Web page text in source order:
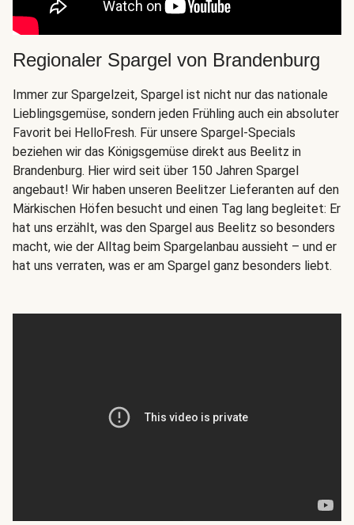
Regionaler Spargel von Brandenburg
Immer zur Spargelzeit, Spargel ist nicht nur das nationale
Lieblingsgemüse, sondern jeden Frühling auch ein absoluter
Favorit bei HelloFresh. Für unsere Spargel-Specials
beziehen wir das Königsgemüse direkt aus Beelitz in
Brandenburg. Hier wird seit über 150 Jahren Spargel
angebaut! Wir haben unseren Beelitzer Lieferanten auf den
Märkischen Höfen besucht und einen Tag lang begleitet: Er
hat uns erzählt, was den Spargel aus Beelitz so besonders
macht, wie der Alltag beim Spargelanbau aussieht – und er
hat uns verraten, was er am Spargel ganz besonders liebt.